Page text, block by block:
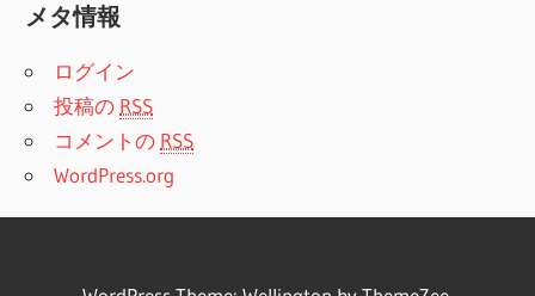
メタ情報
ログイン
投稿の RSS
コメントの RSS
WordPress.org